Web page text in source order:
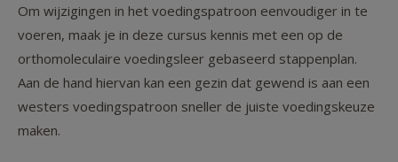
Om wijzigingen in het voedingspatroon eenvoudiger in te
voeren, maak je in deze cursus kennis met een op de
orthomoleculaire voedingsleer gebaseerd stappenplan.
Aan de hand hiervan kan een gezin dat gewend is aan een
westers voedingspatroon sneller de juiste voedingskeuze
maken.